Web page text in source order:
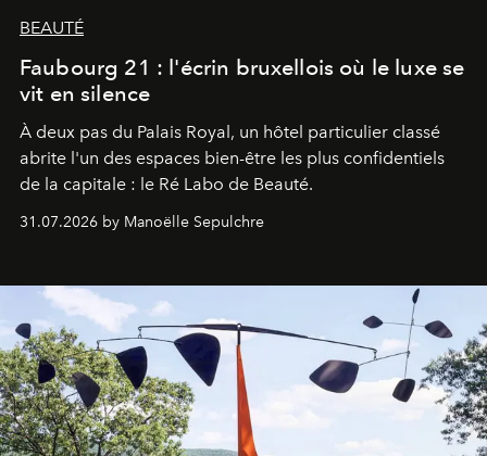
BEAUTÉ
Faubourg 21 : l'écrin bruxellois où le luxe se
vit en silence
À deux pas du Palais Royal, un hôtel particulier classé
abrite l'un des espaces bien-être les plus confidentiels
de la capitale : le Ré Labo de Beauté.
31.07.2026 by Manoëlle Sepulchre